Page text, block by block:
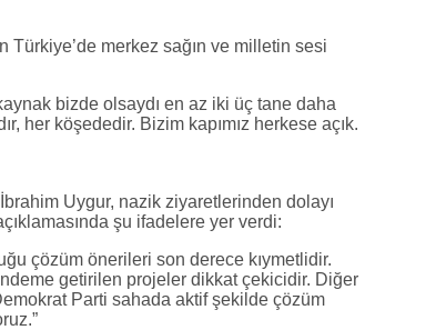
Türkiye’de merkez sağın ve milletin sesi
bizde olsaydı en az iki üç tane daha
her köşededir. Bizim kapımız herkese açık.
Uygur, nazik ziyaretlerinden dolayı
şu ifadelere yer verdi:
çözüm önerileri son derece kıymetlidir.
getirilen projeler dikkat çekicidir. Diğer
Parti sahada aktif şekilde çözüm